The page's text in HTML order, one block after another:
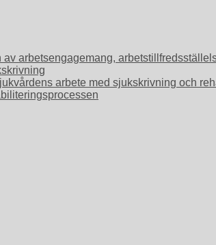
arbetsengagemang,
arbete med sjukskrivning och